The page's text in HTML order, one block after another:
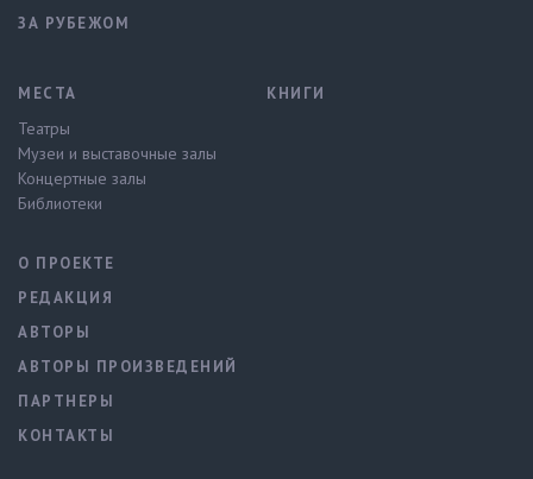
ЗА РУБЕЖОМ
МЕСТА
Театры
Музеи и выставочные залы
Концертные залы
Библиотеки
КНИГИ
О ПРОЕКТЕ
РЕДАКЦИЯ
АВТОРЫ
АВТОРЫ ПРОИЗВЕДЕНИЙ
ПАРТНЕРЫ
КОНТАКТЫ